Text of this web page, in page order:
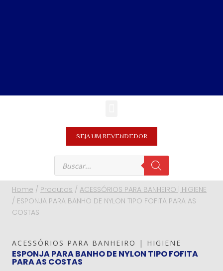
SEJA UM REVENDEDOR
Home / Produtos / ACESSÓRIOS PARA BANHEIRO | HIGIENE
/ ESPONJA PARA BANHO DE NYLON TIPO FOFITA PARA AS
COSTAS
ACESSÓRIOS PARA BANHEIRO | HIGIENE
ESPONJA PARA BANHO DE NYLON TIPO FOFITA
PARA AS COSTAS